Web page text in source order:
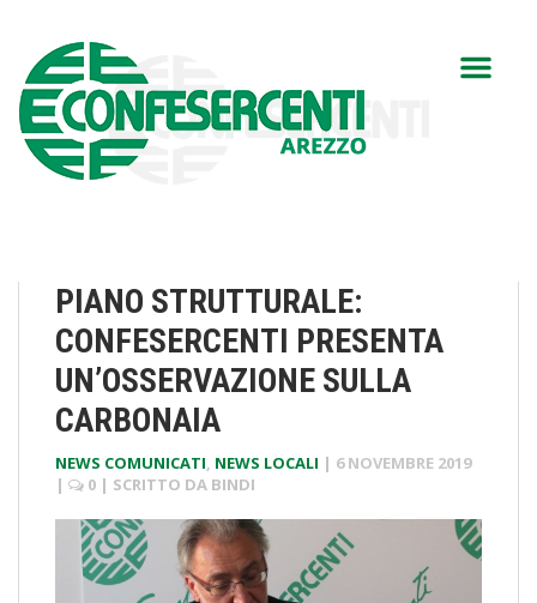
PIANO STRUTTURALE:
CONFESERCENTI PRESENTA
UN’OSSERVAZIONE SULLA
CARBONAIA
NEWS COMUNICATI, NEWS LOCALI | 6 NOVEMBRE 2019
|
0 | SCRITTO DA BINDI